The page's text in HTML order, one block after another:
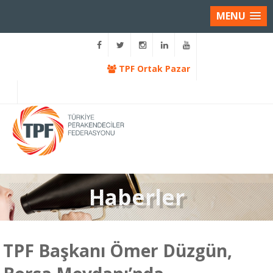
MENU
TPF Ortak Pazar
Haberler
TPF Başkanı Ömer Düzgün,